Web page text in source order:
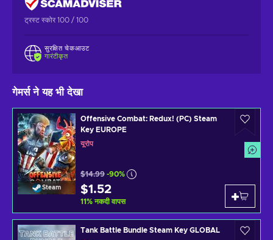
ट्रस्ट स्कोर 100 / 100
सुरक्षित चेकआउट
गारंटीकृत
गेमर्स ने यह भी देखा
Steam
Offensive Combat: Redux! (PC) Steam
Key EUROPE
यूरोप
$14.99 -90%
$1.52
11% नकदी वापस
Tank Battle Bundle Steam Key GLOBAL